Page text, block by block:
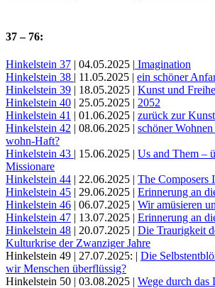
37 – 76:
Hinkelstein 37 | 04.05.2025 | Imagination
Hinkelstein 38 | 11.05.2025 | ein schöner
Hinkelstein 39 | 18.05.2025 | Kunst und
Hinkelstein 40 | 25.05.2025 | 2052
Hinkelstein 41 | 01.06.2025 | zurück zur Kunst
Hinkelstein 42 | 08.06.2025 | schöner
wohn-Haft?
Hinkelstein 43 | 15.06.2025 | Us and Them –
Missionare
Hinkelstein 44 | 22.06.2025 | The Composers
Hinkelstein 45 | 29.06.2025 | Erinnerung an
Hinkelstein 46 | 06.07.2025 | Wir amüsieren
Hinkelstein 47 | 13.07.2025 | Erinnerung an
Hinkelstein 48 | 20.07.2025 | Die Traurigkeit
Kulturkrise der Zwanziger Jahre
Hinkelstein 49 | 27.07.2025: | Die
wir Menschen überflüssig?
Hinkelstein 50 | 03.08.2025 | Wege durch das